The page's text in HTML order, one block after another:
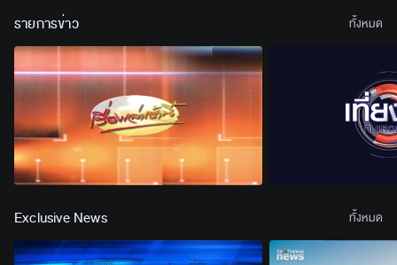
รายการข่าว ทั้งหมด
Exclusive News ทั้งหมด